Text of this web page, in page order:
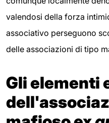
valendosi della forza
associativo perseguono
delle associazioni di tipo
Gli elementi